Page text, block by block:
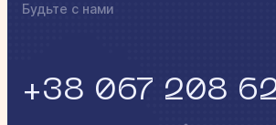
Будьте с нами
+38 067 208